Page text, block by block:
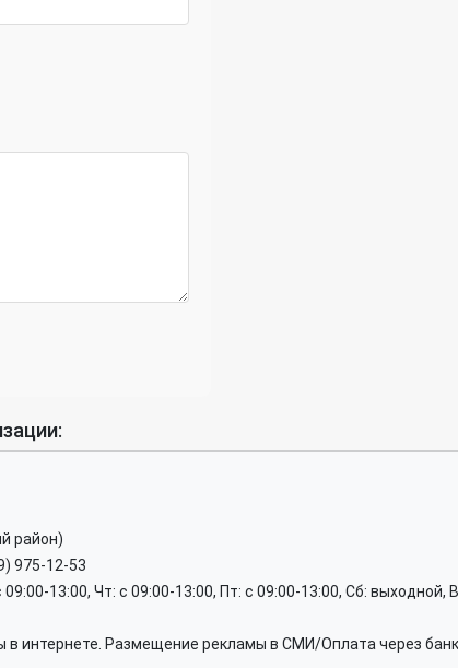
район)
975-12-53
13:00, Чт: c 09:00-13:00, Пт: c 09:00-13:00, Сб: выходной,
интернете. Размещение рекламы в СМИ/Оплата через банк